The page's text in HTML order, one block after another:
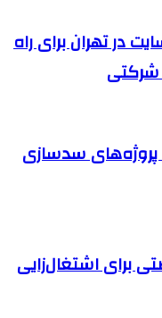
در تهران برای راه
شرکتی
پروژه‌های سدسازی
برای اشتغال‌زایی